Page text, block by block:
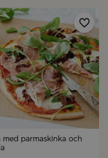
med parmaskinka och